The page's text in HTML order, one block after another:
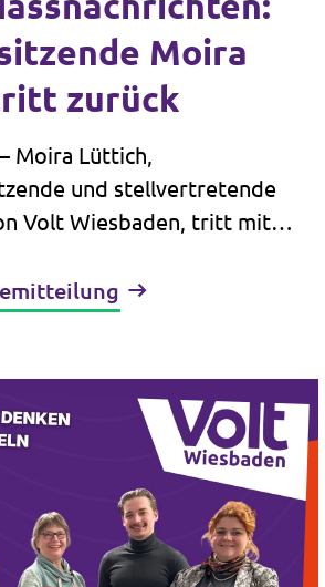
Moira
zurück
Moira Lüttich,
und stellvertretende
Volt Wiesbaden, tritt mit
Hassnachrichten, die sie
Kommunalpolitikerinnen im
werden kann.